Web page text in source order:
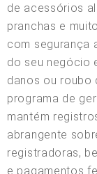
de acessórios
pranchas e
com segurança
do seu negócio
danos ou roubo
programa de
mantém
abrangente
registradoras,
e pagamentos